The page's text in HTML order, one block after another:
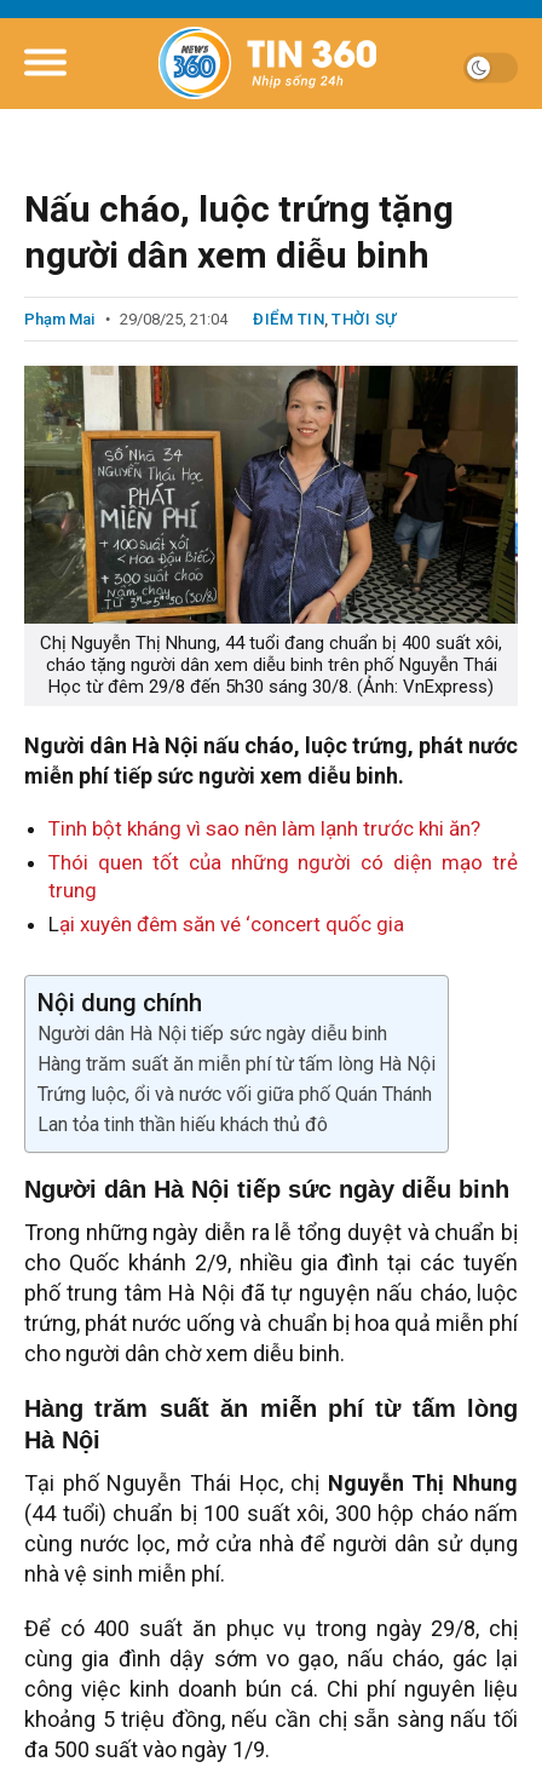
Nấu cháo, luộc trứng tặng
người dân xem diễu binh
Phạm Mai 29/08/25, 21:04 ĐIỂM TIN, THỜI SỰ
Chị Nguyễn Thị Nhung, 44 tuổi đang chuẩn bị 400 suất xôi,
cháo tặng người dân xem diễu binh trên phố Nguyễn Thái
Học từ đêm 29/8 đến 5h30 sáng 30/8. (Ảnh: VnExpress)
Người dân Hà Nội nấu cháo, luộc trứng, phát nước
miễn phí tiếp sức người xem diễu binh.
Tinh bột kháng vì sao nên làm lạnh trước khi ăn?
Thói quen tốt của những người có diện mạo trẻ
trung
Lại xuyên đêm săn vé ‘concert quốc gia
Nội dung chính
Người dân Hà Nội tiếp sức ngày diễu binh
Hàng trăm suất ăn miễn phí từ tấm lòng Hà Nội
Trứng luộc, ổi và nước vối giữa phố Quán Thánh
Lan tỏa tinh thần hiếu khách thủ đô
Người dân Hà Nội tiếp sức ngày diễu binh
Trong những ngày diễn ra lễ tổng duyệt và chuẩn bị
cho Quốc khánh 2/9, nhiều gia đình tại các tuyến
phố trung tâm Hà Nội đã tự nguyện nấu cháo, luộc
trứng, phát nước uống và chuẩn bị hoa quả miễn phí
cho người dân chờ xem diễu binh.
Hàng trăm suất ăn miễn phí từ tấm lòng
Hà Nội
Tại phố Nguyễn Thái Học, chị Nguyễn Thị Nhung
(44 tuổi) chuẩn bị 100 suất xôi, 300 hộp cháo nấm
cùng nước lọc, mở cửa nhà để người dân sử dụng
nhà vệ sinh miễn phí.
Để có 400 suất ăn phục vụ trong ngày 29/8, chị
cùng gia đình dậy sớm vo gạo, nấu cháo, gác lại
công việc kinh doanh bún cá. Chi phí nguyên liệu
khoảng 5 triệu đồng, nếu cần chị sẵn sàng nấu tối
đa 500 suất vào ngày 1/9.